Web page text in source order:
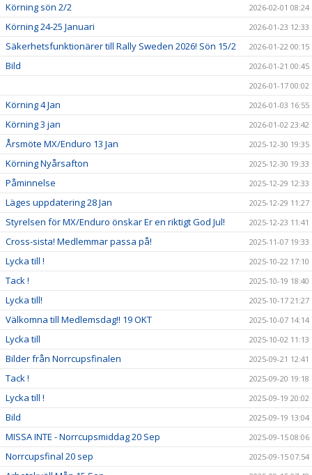
Körning sön 2/2 2026-02-01 08:24
Körning 24-25 Januari 2026-01-23 12:33
Säkerhetsfunktionärer till Rally Sweden 2026! Sön 15/2 2026-01-22 00:15
Bild
2026-01-21 00:45
2026-01-17 00:02
Körning 4 Jan 2026-01-03 16:55
Körning 3 jan 2026-01-02 23:42
Årsmöte MX/Enduro 13 Jan 2025-12-30 19:35
Körning Nyårsafton 2025-12-30 19:33
Påminnelse 2025-12-29 12:33
Läges uppdatering 28 Jan 2025-12-29 11:27
Styrelsen för MX/Enduro önskar Er en riktigt God Jul! 2025-12-23 11:41
Cross-sista! Medlemmar passa på! 2025-11-07 19:33
Lycka till ! 2025-10-22 17:10
Tack ! 2025-10-19 18:40
Lycka till! 2025-10-17 21:27
Välkomna till Medlemsdag!! 19 OKT 2025-10-07 14:14
Lycka till 2025-10-02 11:13
Bilder från Norrcupsfinalen 2025-09-21 12:41
Tack ! 2025-09-20 19:18
Lycka till ! 2025-09-19 20:02
Bild 2025-09-19 13:04
MISSA INTE - Norrcupsmiddag 20 Sep 2025-09-15 08:06
Norrcupsfinal 20 sep 2025-09-15 07:54